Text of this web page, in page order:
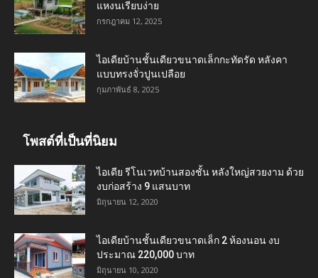
แหงนเรียบง่าย
กรกฎาคม 12, 2025
ไอเดียบ้านชั้นเดียวขนาดเล็กกะทัดรัด หลังคา
แบบทรงจั่วปูนเปลือย
กุมภาพันธ์ 8, 2025
โพสต์ที่เป็นที่นิยม
ไอเดีย รีโนเวทบ้านสองชั้น หลังใหญ่สวยงาม ด้วย
งบก่อสร้าง 9 แสนบาท
มิถุนายน 12, 2020
ไอเดียบ้านชั้นเดียวขนาดเล็ก 2 ห้องนอน งบ
ประมาณ 220,000 บาท
มิถุนายน 10, 2020